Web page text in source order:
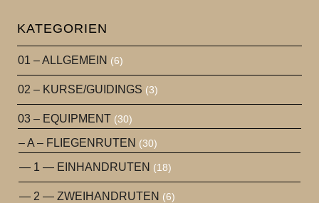
KATEGORIEN
01 – ALLGEMEIN (6)
02 – KURSE/GUIDINGS (3)
03 – EQUIPMENT (30)
– A – FLIEGENRUTEN (30)
— 1 — EINHANDRUTEN (18)
— 2 — ZWEIHANDRUTEN (6)